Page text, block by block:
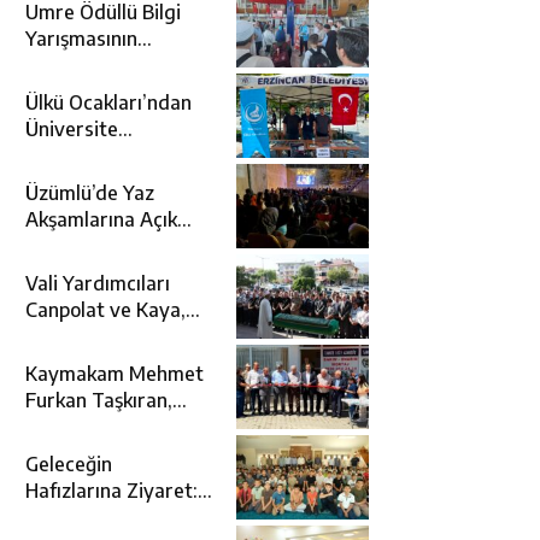
Umre Ödüllü Bilgi
Yarışmasının
Topraklara
Uğurlandı
Ülkü Ocakları’ndan
Üniversite
Desteği
Üzümlü’de Yaz
Akşamlarına Açık
Kattı
Vali Yardımcıları
Canpolat ve Kaya,
Cenaze Törenine
Katıldı
Kaymakam Mehmet
Furkan Taşkıran,
Açılışına Katıldı
Geleceğin
Hafızlarına Ziyaret: